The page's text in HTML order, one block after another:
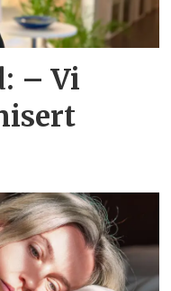
– Vi